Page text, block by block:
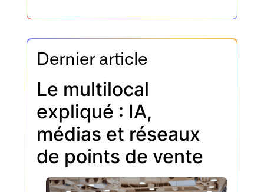
Dernier article
Le multilocal
expliqué : IA,
médias et réseaux
de points de vente